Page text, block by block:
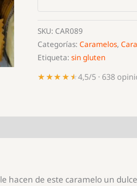
SKU: CAR089
Categorías: Caramelos,
Etiqueta: sin gluten
★★★★★
★★★★★4,5/5 · 638
hacen de este caramelo un